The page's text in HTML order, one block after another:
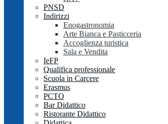
PNSD
Indirizzi
Enogastronomia
Arte Bianca e Pasticceria
Accoglienza turistica
Sala e Vendita
IeFP
Qualifica professionale
Scuola in Carcere
Erasmus
PCTO
Bar Didattico
Ristorante Didattico